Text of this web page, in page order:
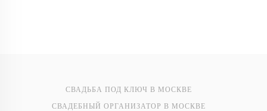
СВАДЬБА ПОД КЛЮЧ В МОСКВЕ
СВАДЕБНЫЙ ОРГАНИЗАТОР В МОСКВЕ